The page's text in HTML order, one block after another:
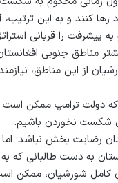
کنند و به این ترتیب،
پیشرفت را قربانی
مناطق جنوبی
از این مناطق،
که دولت ترامپ ممکن
شکست نخوردن باشیم.
رضایت بخش نباشد؛ اما
به دست طالبانی
شورشیان، ممکن